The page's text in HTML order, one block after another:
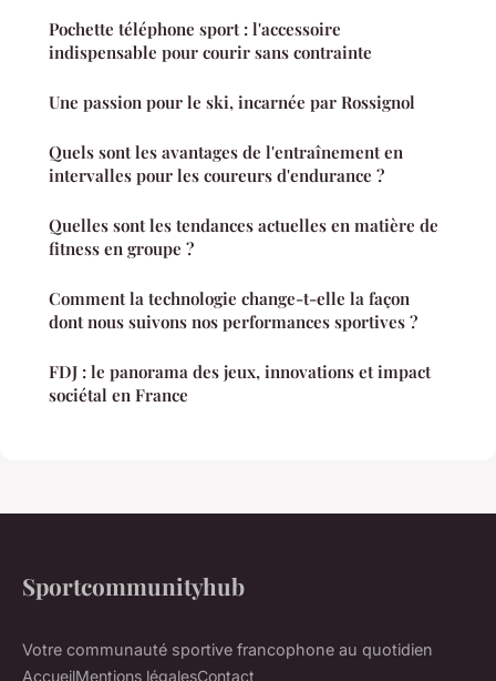
Pochette téléphone sport : l'accessoire
indispensable pour courir sans contrainte
Une passion pour le ski, incarnée par Rossignol
Quels sont les avantages de l'entraînement en
intervalles pour les coureurs d'endurance ?
Quelles sont les tendances actuelles en matière de
fitness en groupe ?
Comment la technologie change-t-elle la façon
dont nous suivons nos performances sportives ?
FDJ : le panorama des jeux, innovations et impact
sociétal en France
Sportcommunityhub
Votre communauté sportive francophone au quotidien
AccueilMentions légalesContact